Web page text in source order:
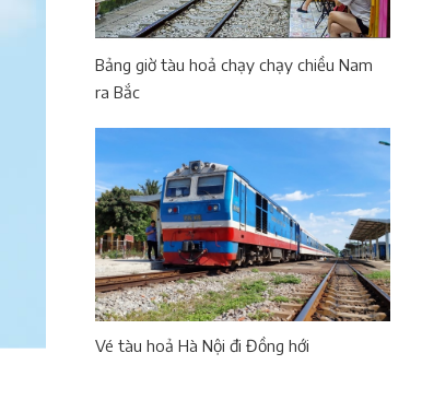
Bảng giờ tàu hoả chạy chạy chiều Nam
ra Bắc
Vé tàu hoả Hà Nội đi Đồng hới